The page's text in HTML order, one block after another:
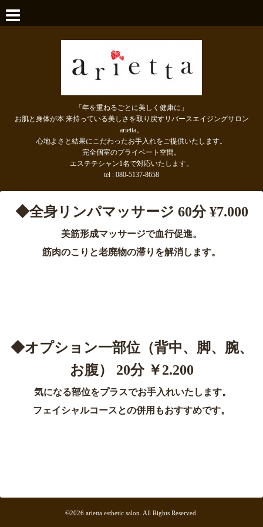
「年を重ねるごとに美しく健康に」
お肌と身体が本 来持っている美しさを取り戻すリバースエイジングサロン
arietta。
心地よさと結果にこだわったお手入れをご提供いたします。
完全個室のプライベート空間。
エステテシャン1名で対応いたします。
tel : 080-5137-8658
◆全身リンパマッサージ 60分 ¥7.000
美筋形成マッサージで血行促進。
筋肉のこりと老廃物の滞りを解消します。
◆オプション一部位（背中、脚、腕、
お腹） 20分 ￥2.200
気になる部位をプラスでお手入れいたします。
フェイシャルコースとの併用もおすすめです。
©2026 arietta esthetic salon . All Rights Reserved.